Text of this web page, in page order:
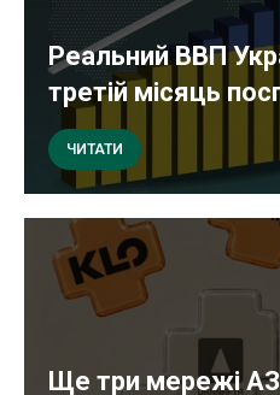
Реальний ВВП
третій місяць
ЧИТАТИ
Ще три мережі